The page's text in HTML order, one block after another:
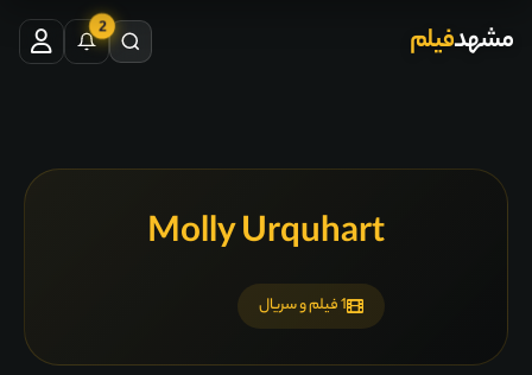
مشهدفیلم 2
Molly Urquhart
1 فیلم و سریال